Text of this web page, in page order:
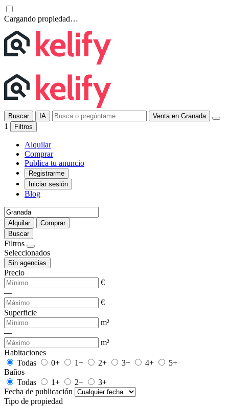
Cargando propiedad…
Buscar IA Venta en Granada
1 Filtros
Alquilar
Comprar
Publica tu anuncio
Registrarme
Iniciar sesión
Blog
Alquilar
Comprar
Buscar
Filtros
Seleccionados
Sin agencias
Precio
€
—
€
Superficie
m²
—
m²
Habitaciones
Todas
0+ 1+ 2+ 3+ 4+
5+
Baños
Todas
1+ 2+
3+
Fecha de publicación
Tipo de propiedad